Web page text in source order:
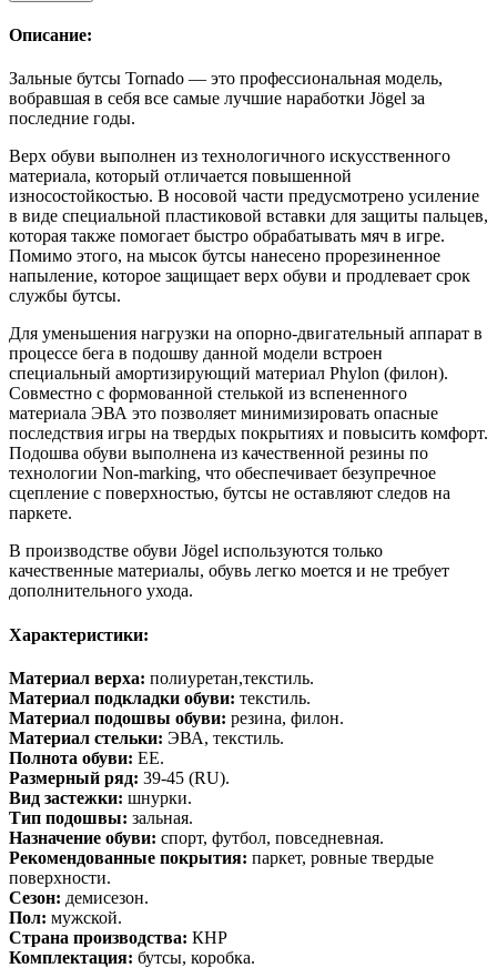
Описание:
Зальные бутсы Tornado — это профессиональная модель,
вобравшая в себя все самые лучшие наработки Jögel за
последние годы.
Верх обуви выполнен из технологичного искусственного
материала, который отличается повышенной
износостойкостью. В носовой части предусмотрено усиление
в виде специальной пластиковой вставки для защиты пальцев,
которая также помогает быстро обрабатывать мяч в игре.
Помимо этого, на мысок бутсы нанесено прорезиненное
напыление, которое защищает верх обуви и продлевает срок
службы бутсы.
Для уменьшения нагрузки на опорно-двигательный аппарат в
процессе бега в подошву данной модели встроен
специальный амортизирующий материал Phylon (филон).
Совместно с формованной стелькой из вспененного
материала ЭВА это позволяет минимизировать опасные
последствия игры на твердых покрытиях и повысить комфорт.
Подошва обуви выполнена из качественной резины по
технологии Non-marking, что обеспечивает безупречное
сцепление с поверхностью, бутсы не оставляют следов на
паркете.
В производстве обуви Jögel используются только
качественные материалы, обувь легко моется и не требует
дополнительного ухода.
Характеристики:
Материал верха: полиуретан,текстиль.
Материал подкладки обуви: текстиль.
Материал подошвы обуви: резина, филон.
Материал стельки: ЭВА, текстиль.
Полнота обуви: ЕЕ.
Размерный ряд: 39-45 (RU).
Вид застежки: шнурки.
Тип подошвы: зальная.
Назначение обуви: спорт, футбол, повседневная.
Рекомендованные покрытия: паркет, ровные твердые
поверхности.
Сезон: демисезон.
Пол: мужской.
Страна производства: КНР
Комплектация: бутсы, коробка.